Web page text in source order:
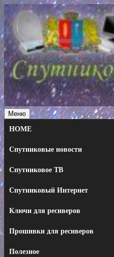
Перейти
к
содержимому
Меню
HOME
Спутниковые новости
Спутниковое ТВ
Спутниковый Интернет
Ключи для ресиверов
Прошивки для ресиверов
Полезное